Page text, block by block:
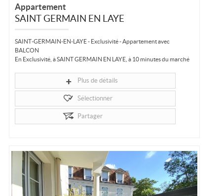
Appartement
SAINT GERMAIN EN LAYE
SAINT-GERMAIN-EN-LAYE - Exclusivité - Appartement avec
BALCON
En Exclusivité, à SAINT GERMAIN EN LAYE, à 10 minutes du marché
Au calme, dans un environnement verdoyant à deux pas de la...
Plus de détails
Sélectionner
Partager